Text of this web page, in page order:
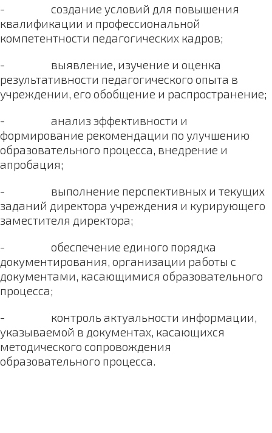
- создание условий для повышения
квалификации и профессиональной
компетентности педагогических кадров;
- выявление, изучение и оценка
результативности педагогического опыта в
учреждении, его обобщение и распространение;
- анализ эффективности и
формирование рекомендации по улучшению
образовательного процесса, внедрение и
апробация;
- выполнение перспективных и текущих
заданий директора учреждения и курирующего
заместителя директора;
- обеспечение единого порядка
документирования, организации работы с
документами, касающимися образовательного
процесса;
- контроль актуальности информации,
указываемой в документах, касающихся
методического сопровождения
образовательного процесса.